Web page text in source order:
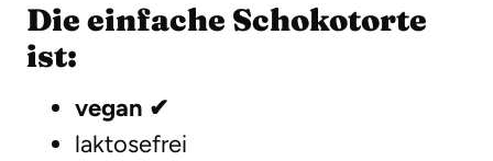
Die einfache Schokotorte
ist:
vegan ✔
laktosefrei